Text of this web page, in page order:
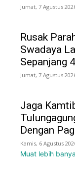
Jumat, 7 Agustus
Rusak
Swadaya
Sepanjang
Jumat, 7 Agustus
Jaga
Dengan
Kamis, 6 Agustus
Muat lebih